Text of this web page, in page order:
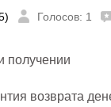
Голосов: 1
получении
возврата
о